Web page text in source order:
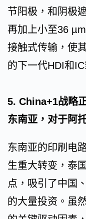
节阳极，和阴极
再加上小至36
接触式传输，使
的下一代HDI和
5. China+1战略
东南亚，对于阿
东南亚的印刷电
生重大转变，泰
点，吸引了中国
的大量投资。虽